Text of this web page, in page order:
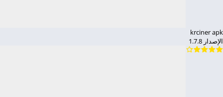
krciner apk
الإصدار 1.7.8